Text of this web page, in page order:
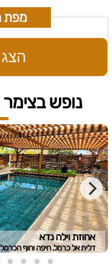
מפת
נופש בצימר FLE בסביבה
אחוזת וילה נדא
דלית אל כרמל, חיפה וחוף הכרמל